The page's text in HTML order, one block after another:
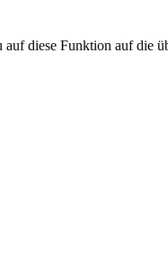
diese Funktion auf die